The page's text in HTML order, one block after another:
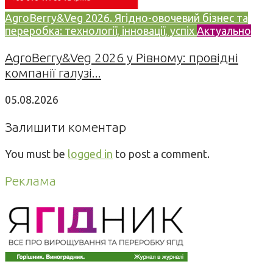
AgroBerry&Veg 2026. Ягідно-овочевий бізнес та
переробка: технології, інновації, успіх Актуально
AgroBerry&Veg 2026 у Рівному: провідні
компанії галузі...
05.08.2026
Залишити коментар
You must be logged in to post a comment.
Реклама